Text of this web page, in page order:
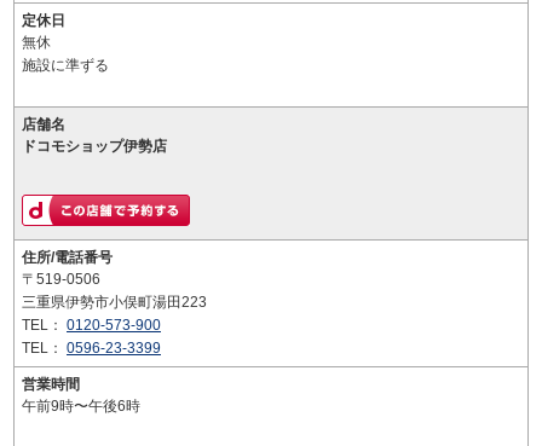
定休日
無休
施設に準ずる
店舗名
ドコモショップ伊勢店
住所/電話番号
〒519-0506
三重県伊勢市小俣町湯田223
TEL： 0120-573-900
TEL： 0596-23-3399
営業時間
午前9時〜午後6時